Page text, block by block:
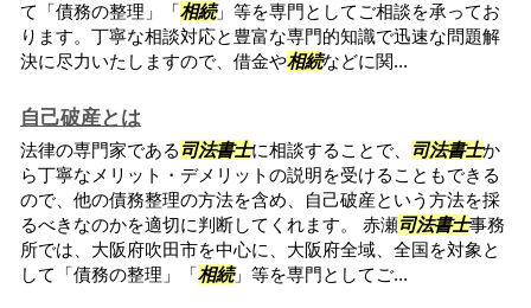
て「債務の整理」「相続」等を専門としてご相談を承ってお
ります。丁寧な相談対応と豊富な専門的知識で迅速な問題解
決に尽力いたしますので、借金や相続などに関...
自己破産とは
法律の専門家である 司法書士に相談することで、 司法書士か
ら丁寧なメリット・デメリットの説明を受けることもできる
ので、他の債務整理の方法を含め、自己破産という方法を採
るべきなのかを適切に判断してくれます。 赤瀬司法書士事務
所では、大阪府吹田市を中心に、大阪府全域、全国を対象と
して「債務の整理」「相続」等を専門としてご...